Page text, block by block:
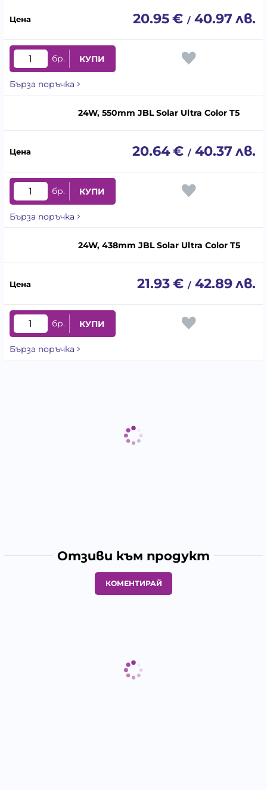
20.95€ / 40.97лв.
бр. КУПИ
Бърза поръчка
24W, 550mm JBL Solar Ultra Color T5
20.64€ / 40.37лв.
бр. КУПИ
Бърза поръчка
24W, 438mm JBL Solar Ultra Color T5
21.93€ / 42.89лв.
бр. КУПИ
Бърза поръчка
Отзиви към продукт
КОМЕНТИРАЙ